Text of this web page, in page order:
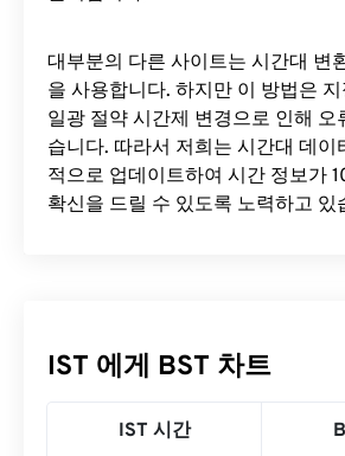
대부분의 다른 사이트는 시간대 변
을 사용합니다. 하지만 이 방법은
일광 절약 시간제 변경으로 인해 오
습니다. 따라서 저희는 시간대 데이
적으로 업데이트하여 시간 정보가
확신을 드릴 수 있도록 노력하고 있
IST 에게 BST 차트
IST 시간